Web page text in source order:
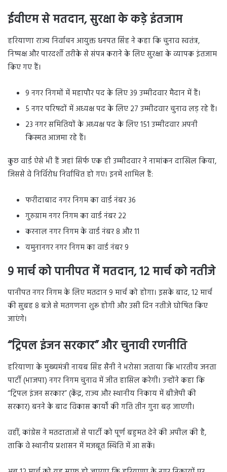
ईवीएम से मतदान, सुरक्षा के कड़े इंतजाम
हरियाणा राज्य निर्वाचन आयुक्त धनपत सिंह ने कहा कि चुनाव स्वतंत्र,
निष्पक्ष और पारदर्शी तरीके से संपन्न कराने के लिए सुरक्षा के व्यापक इंतजाम
किए गए हैं।
9 नगर निगमों में महापौर पद के लिए 39 उम्मीदवार मैदान में हैं।
5 नगर परिषदों में अध्यक्ष पद के लिए 27 उम्मीदवार चुनाव लड़ रहे हैं।
23 नगर समितियों के अध्यक्ष पद के लिए 151 उम्मीदवार अपनी
किस्मत आजमा रहे हैं।
कुछ वार्ड ऐसे भी हैं जहां सिर्फ एक ही उम्मीदवार ने नामांकन दाखिल किया,
जिससे वे निर्विरोध निर्वाचित हो गए। इनमें शामिल हैं:
फरीदाबाद नगर निगम का वार्ड नंबर 36
गुरुग्राम नगर निगम का वार्ड नंबर 22
करनाल नगर निगम के वार्ड नंबर 8 और 11
यमुनानगर नगर निगम का वार्ड नंबर 9
9 मार्च को पानीपत में मतदान, 12 मार्च को नतीजे
पानीपत नगर निगम के लिए मतदान 9 मार्च को होगा। इसके बाद, 12 मार्च
की सुबह 8 बजे से मतगणना शुरू होगी और उसी दिन नतीजे घोषित किए
जाएंगे।
“ट्रिपल इंजन सरकार” और चुनावी रणनीति
हरियाणा के मुख्यमंत्री नायब सिंह सैनी ने भरोसा जताया कि भारतीय जनता
पार्टी (भाजपा) नगर निगम चुनाव में जीतहासिल करेगी। उन्होंने कहा कि
“ट्रिपल इंजन सरकार” (केंद्र, राज्य और स्थानीय निकाय में बीजेपी की
सरकार) बनने के बाद विकास कार्यों की गति तीन गुना बढ़ जाएगी।
वहीं, कांग्रेस ने मतदाताओं से पार्टी को पूर्ण बहुमत देने की अपील की है,
ताकि वे स्थानीय प्रशासन में मजबूत स्थिति में आ सकें।